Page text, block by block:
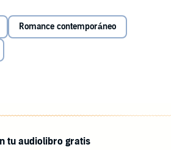
to navigate their new relationship,
more.
(P)2023 Dreamscape Media
Romance contemporáneo
tu audiolibro gratis